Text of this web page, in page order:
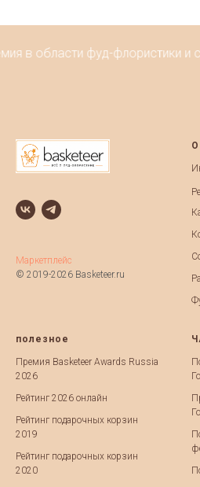
в области фуд-флористики и
Маркетплейс
© 2019-2026 Basketeer.ru
полезное
Премия Basketeer Awards Russia
2026
Рейтинг 2026 онлайн
Рейтинг подарочных корзин
2019
Рейтинг подарочных корзин
2020